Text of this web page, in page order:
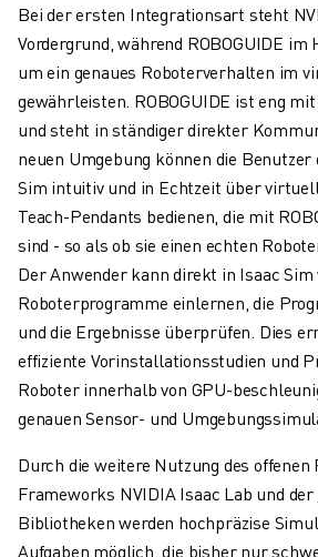
FALLBEISPIELE
LÖSUNGEN
BRANCHEN
ALLE BRANCHEN
LUFT- UND RAUMFAHRT
AUTOMOBIL
ELEKTRISCHE FAHRZEUGE
ELEKTRONIK
LEBENSMITTEL UND GETRÄNKE
MEDIZIN
KUNSTSTOFFE
LAGERHALTUNG, LOGISTIK, POST & PAKET
APPLIKATIONEN
ALLE APPLIKATIONEN
5-ACHS-BEARBEITUNG
LICHTBOGENSCHWEISSEN
MONTAGE
CNC-SCHLEIFEN
CNC-FRÄSEN
Bei der ersten Integrationsart steht
Vordergrund, während ROBOGUIDE
um ein genaues Roboterverhalten im
gewährleisten. ROBOGUIDE ist eng
und steht in ständiger direkter
neuen Umgebung können die Benutzer
Sim intuitiv und in Echtzeit über
Teach-Pendants bedienen, die mit
sind - so als ob sie einen echten
Der Anwender kann direkt in Isaac Sim
Roboterprogramme einlernen, die
und die Ergebnisse überprüfen. Dies
effiziente Vorinstallationsstudien und
Roboter innerhalb von GPU-
genauen Sensor- und
Durch die weitere Nutzung des
Frameworks NVIDIA Isaac Lab und der
Bibliotheken werden hochpräzise
Aufgaben möglich, die bisher nur